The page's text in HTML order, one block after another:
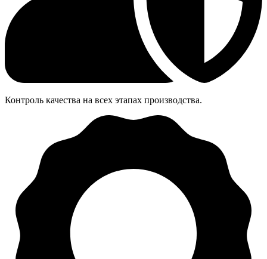
Контроль качества на всех этапах производства.